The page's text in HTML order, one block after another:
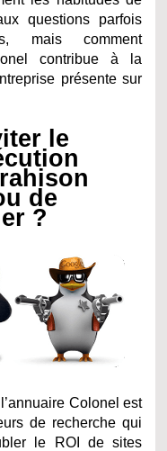
questions parfois
mais comment
contribue à la
présente sur
le
de
?
Colonel est
de recherche qui
le ROI de sites